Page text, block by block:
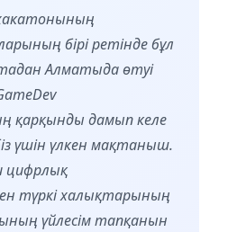
бірі ретінде бұл
Алматыда өтуі
қарқынды дамып келе
үшін үлкен мақтаныш.
цифрлық
түркі халықтарының
үйлесім тапқанын